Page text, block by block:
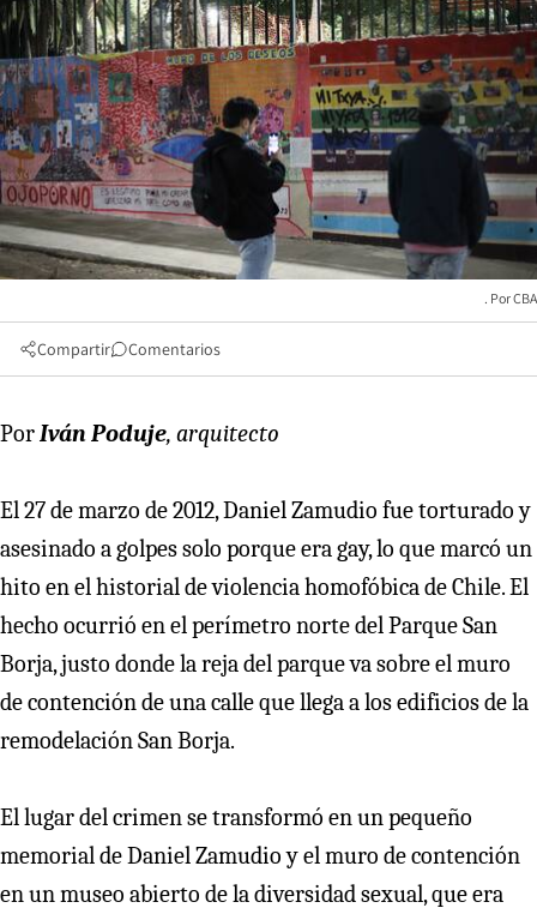
CBA
Compartir Comentarios
PorIván Poduje, arquitecto
El 27 de marzo de 2012, Daniel Zamudio fue torturado y
asesinado a golpes solo porque era gay, lo que marcó un
hito en el historial de violencia homofóbica de Chile. El
hecho ocurrió en el perímetro norte del Parque San
Borja, justo donde la reja del parque va sobre el muro
de contención de una calle que llega a los edificios de la
remodelación San Borja.
El lugar del crimen se transformó en un pequeño
memorial de Daniel Zamudio y el muro de contención
en un museo abierto de la diversidad sexual, que era